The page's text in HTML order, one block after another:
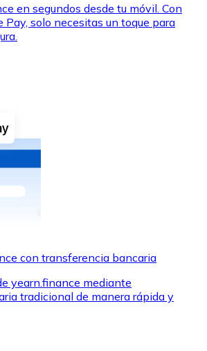
con efectivo en tu tienda más
/ débito
y Mastercard para comprar
regalo
en segundos desde tu móvil. Con
Pay, solo necesitas un toque para
con transferencia bancaria
yearn.finance mediante
tradicional de manera rápida y